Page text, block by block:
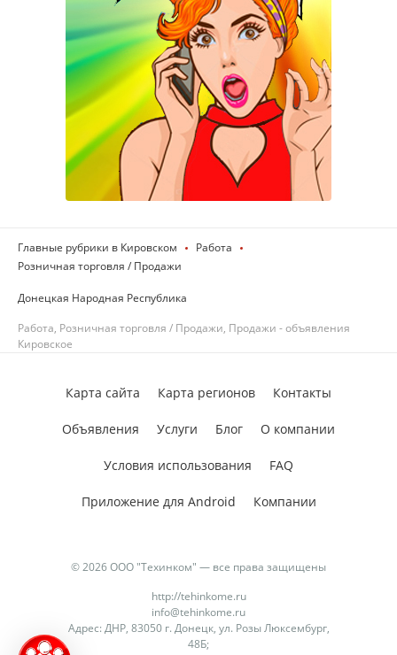
Главные рубрики в Кировском
Работа
Розничная торговля / Продажи
Донецкая Народная Республика
Работа, Розничная торговля / Продажи, Продажи - объявления
Кировское
© 2026 ООО "Техинком" — все права защищены
http://tehinkome.ru
info@tehinkome.ru
Адрес: ДНР, 83050 г. Донецк, ул. Розы Люксембург,
48Б;
Карта сайта Карта регионов Контакты
Объявления Услуги Блог О компании
Условия использования FAQ
Приложение для Android Компании